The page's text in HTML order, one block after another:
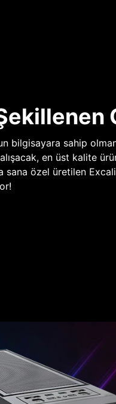
bilgisayara sahip
en üst kalite
özel üretilen